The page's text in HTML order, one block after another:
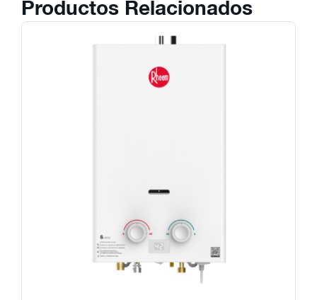
Productos Relacionados